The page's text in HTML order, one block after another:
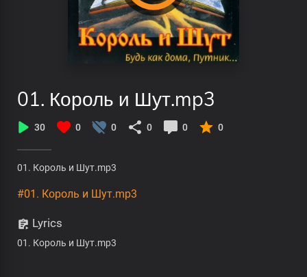
01. Король и Шут.mp3
30 0 0 0 0 0
01. Король и Шут.mp3
#01. Король и Шут.mp3
Lyrics
01. Король и Шут.mp3